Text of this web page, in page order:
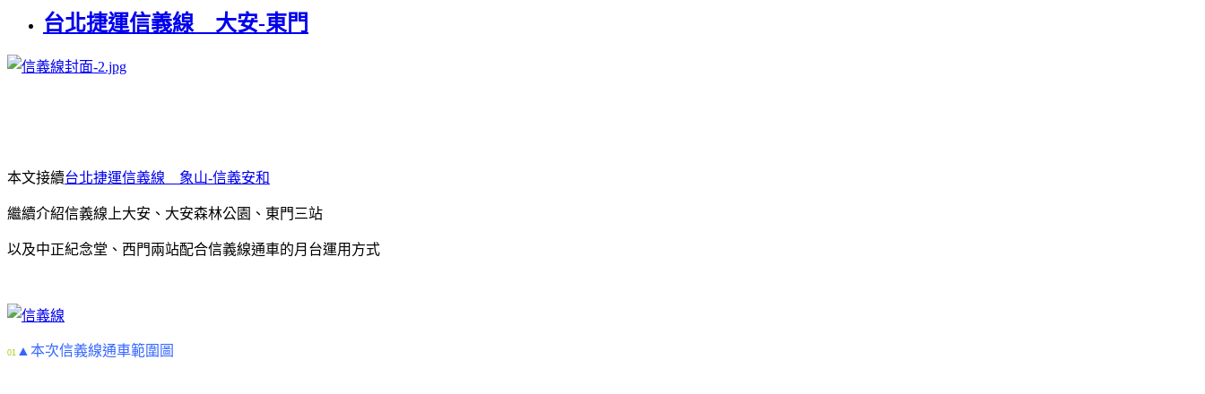
台北捷運信義線 大安-東門
本文接續台北捷運信義線 象山-信義安和
繼續介紹信義線上大安、大安森林公園、東門三站
以及中正紀念堂、西門兩站配合信義線通車的月台運用方式
01 ▲本次信義線通車範圍圖